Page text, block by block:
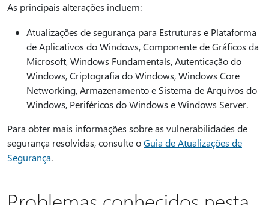
As principais alterações incluem:
Atualizações de segurança para Estruturas e Plataforma
de Aplicativos do Windows, Componente de Gráficos da
Microsoft, Windows Fundamentals, Autenticação do
Windows, Criptografia do Windows, Windows Core
Networking, Armazenamento e Sistema de Arquivos do
Windows, Periféricos do Windows e Windows Server.
Para obter mais informações sobre as vulnerabilidades de
segurança resolvidas, consulte oGuia de Atualizações de
Segurança.